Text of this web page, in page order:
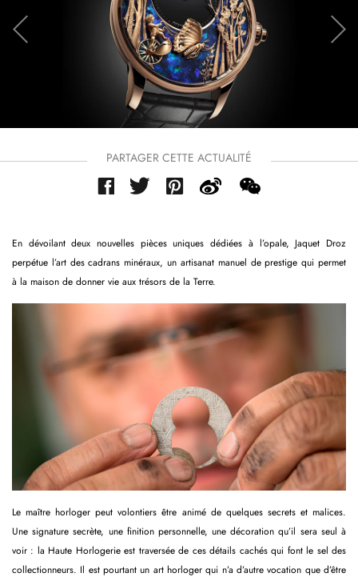
PARTAGER CETTE ACTUALITÉ
En dévoilant deux nouvelles pièces uniques dédiées à l’opale, Jaquet Droz
perpétue l’art des cadrans minéraux, un artisanat manuel de prestige qui permet
à la maison de donner vie aux trésors de la Terre.
Le maître horloger peut volontiers être animé de quelques secrets et malices.
Une signature secrète, une finition personnelle, une décoration qu’il sera seul à
voir : la Haute Horlogerie est traversée de ces détails cachés qui font le sel des
collectionneurs. Il est pourtant un art horloger qui n’a d’autre vocation que d’être